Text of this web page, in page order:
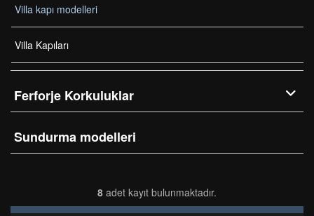
Villa kapı modelleri
Villa Kapıları
Ferforje Korkuluklar
Sundurma modelleri
8 adet kayıt bulunmaktadır.